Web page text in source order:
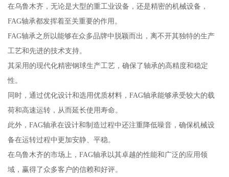
在乌鲁木齐，无论是大型的重工业设备，还是精密的机械设备，
FAG轴承都发挥着至关重要的作用。
FAG轴承之所以能够在众多品牌中脱颖而出，离不开其独特的生产
工艺和先进的技术支持。
其采用的现代化精密钢球生产工艺，确保了轴承的高精度和稳定
性。
同时，通过优化设计和选用优质材料，FAG轴承能够承受较大的载
荷和高速运转，从而延长使用寿命。
此外，FAG轴承在设计和制造过程中还注重降低噪音，确保机械设
备在运转过程中更加安静、平稳。
在乌鲁木齐的市场上，FAG轴承以其卓越的性能和广泛的应用领
域，赢得了众多客户的信赖和好评。